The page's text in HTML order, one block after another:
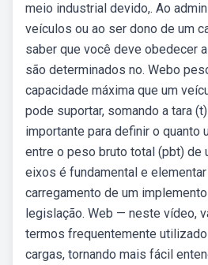
meio industrial devido,. Ao
veículos ou ao ser dono de um
saber que você deve obedecer
são determinados no. Webo
capacidade máxima que um
pode suportar, somando a tara
importante para definir o quanto
entre o peso bruto total (pbt) de
eixos é fundamental e
carregamento de um
legislação. Web — neste vídeo,
termos frequentemente
cargas, tornando mais fácil